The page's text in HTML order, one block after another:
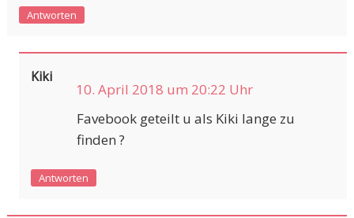
Antworten
Kiki
10. April 2018 um 20:22 Uhr
Favebook geteilt u als Kiki lange zu
finden ?
Antworten